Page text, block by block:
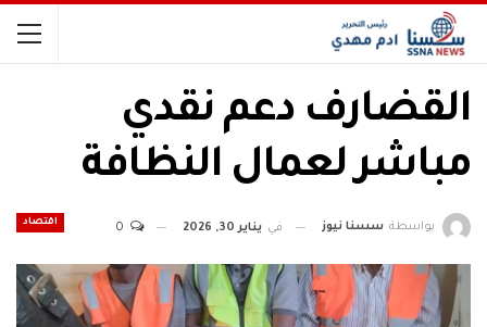
القضارف دعم نقدي
مباشر لعمال النظافة
اقتصاد بواسطة سسنا نيوز في يناير 30, 2026